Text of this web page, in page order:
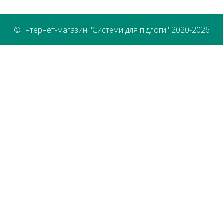
© Інтернет-магазин "Системи для підлоги" 2020-2026